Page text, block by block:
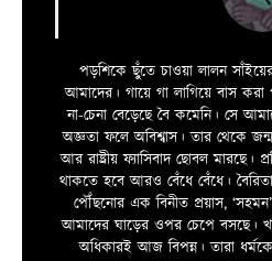
পড়শিকে ছুঁতে চাওয়া লালন
আমাদের। গায়ে গা লাগিয়ে বাস
না-চেনা বেড়েছে বৈ কমেনি। সে
অজ্ঞতা ফলে অবিশ্বাস। তার থেকে জন্ম
আর রাষ্ট্রীয় ফ্যাসিবাদ ছোবল
থাকতে হবে আরও বেঁধে বেঁধে।
পৌঁছনোর এক বিনীত প্রয়াস,
আমাদের ঘাড়ের ওপর চেপে বসছে।
অধিকারই আজ বিপন্ন। তারা